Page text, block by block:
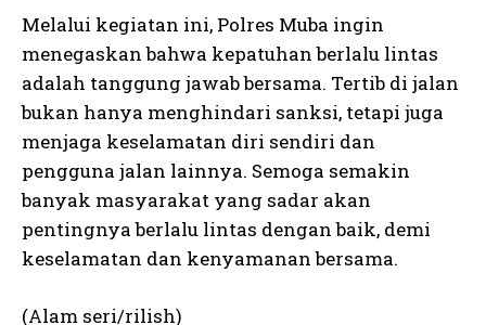
Melalui kegiatan ini, Polres Muba ingin
menegaskan bahwa kepatuhan berlalu lintas
adalah tanggung jawab bersama. Tertib di jalan
bukan hanya menghindari sanksi, tetapi juga
menjaga keselamatan diri sendiri dan
pengguna jalan lainnya. Semoga semakin
banyak masyarakat yang sadar akan
pentingnya berlalu lintas dengan baik, demi
keselamatan dan kenyamanan bersama.
(Alam seri/rilish)